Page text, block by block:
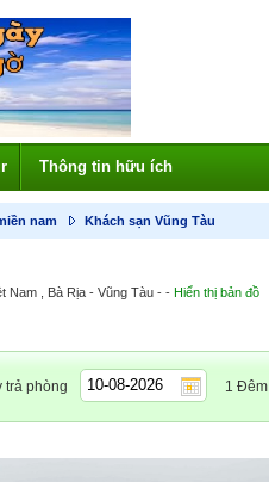
Thông tin hữu ích
nam Khách sạn Vũng Tàu
Nam , Bà Rịa - Vũng Tàu - - Hiển thị bản đồ
trả phòng 1 Đêm